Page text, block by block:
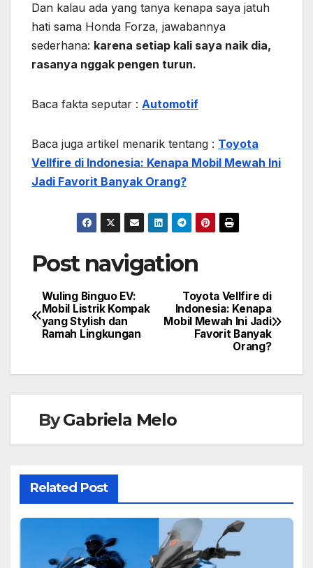
Dan kalau ada yang tanya kenapa saya jatuh
hati sama Honda Forza, jawabannya
sederhana: karena setiap kali saya naik dia,
rasanya nggak pengen turun.
Baca fakta seputar : Automotif
Baca juga artikel menarik tentang : Toyota
Vellfire di Indonesia: Kenapa Mobil Mewah Ini
Jadi Favorit Banyak Orang?
Post navigation
Toyota Vellfire di
Indonesia: Kenapa
Mobil Mewah Ini Jadi
Favorit Banyak
Orang?
Wuling Binguo EV:
Mobil Listrik Kompak
yang Stylish dan
Ramah Lingkungan
ByGabriela Melo
Related Post